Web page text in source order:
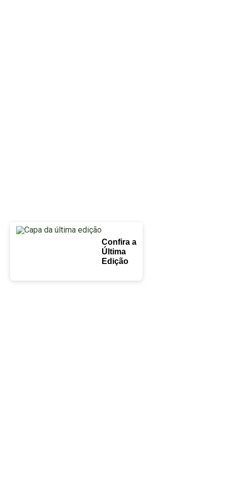
Confira a
Última
Edição